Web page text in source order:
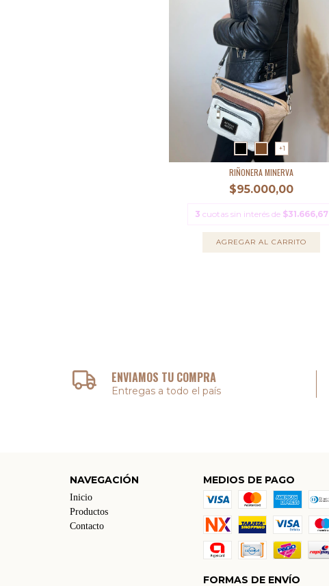
+1
RIÑONERA MINERVA
$95.000,00
3 cuotas sin interés de $31.666,67
AGREGAR AL CARRITO
ENVIAMOS TU COMPRA
Entregas a todo el país
NAVEGACIÓN
Inicio
Productos
Contacto
MEDIOS DE PAGO
FORMAS DE ENVÍO